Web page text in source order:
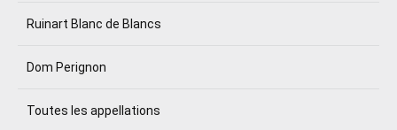
Ruinart Blanc de Blancs
Dom Perignon
Toutes les appellations